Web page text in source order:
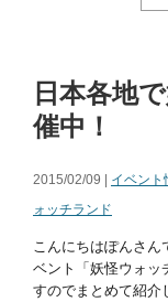
日本各地
催中！
2015/02/09 | イベント
ォッチランド
こんにちはぽんさん
ベント「妖怪ウォッ
すのでまとめて紹介